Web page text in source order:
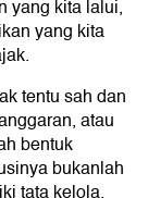
yang kita lalui,
yang kita
tentu sah dan
atau
bentuk
bukanlah